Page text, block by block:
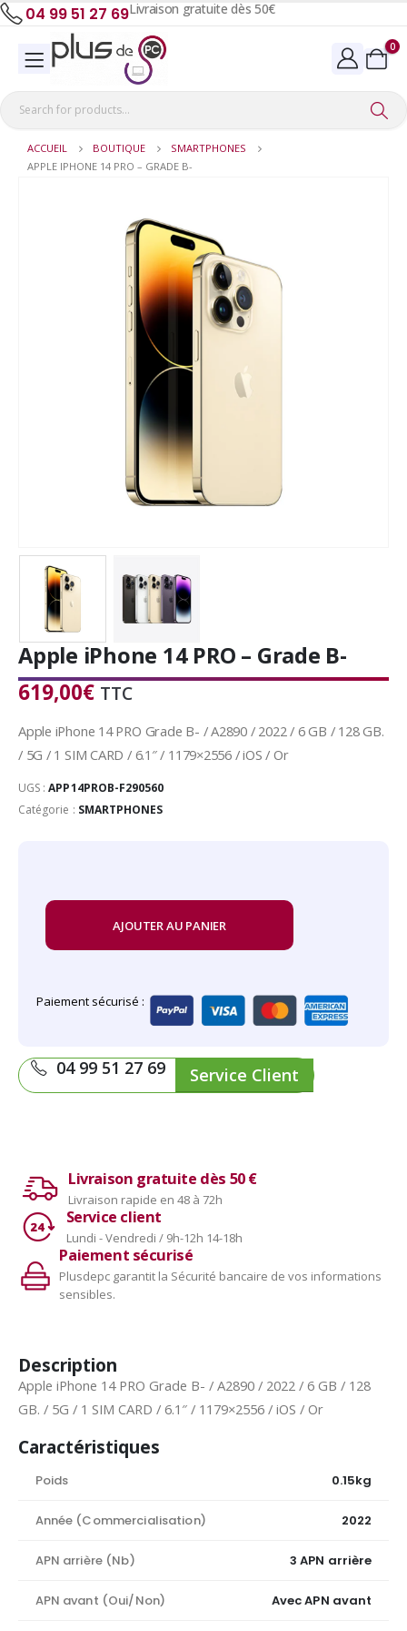
04 99 51 27 69Livraison gratuite dès 50€
0
ACCUEIL BOUTIQUE
SMARTPHONES
APPLE IPHONE 14 PRO – GRADE B-
Apple iPhone 14 PRO – Grade B-
619,00€ TTC
Apple iPhone 14 PRO Grade B- / A2890 / 2022 / 6 GB / 128 GB.
/ 5G / 1 SIM CARD / 6.1″ / 1179×2556 / iOS / Or
UGS :APP14PROB-F290560
Catégorie : SMARTPHONES
AJOUTER AU PANIER
Paiement sécurisé :
04 99 51 27 69 Service Client
Livraison gratuite dès 50 €
Livraison rapide en 48 à 72h
Service client
Lundi - Vendredi / 9h-12h 14-18h
Paiement sécurisé
Plusdepc garantit la Sécurité bancaire de vos informations
sensibles.
Description
Apple iPhone 14 PRO Grade B- / A2890 / 2022 / 6 GB / 128
GB. / 5G / 1 SIM CARD / 6.1″ / 1179×2556 / iOS / Or
Caractéristiques
Poids 0.15kg
Année (Commercialisation) 2022
APN arrière (Nb) 3 APN arrière
APN avant (Oui/Non) Avec APN avant